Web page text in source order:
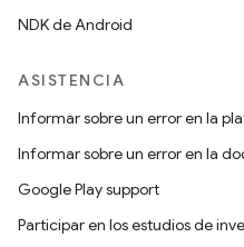
NDK de Android
ASISTENCIA
Informar sobre un error en la
Informar sobre un error en la
Google Play support
Participar en los estudios de